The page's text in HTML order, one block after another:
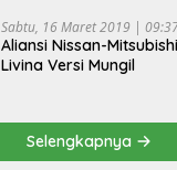
Sabtu, 16 Maret 2019 |
Aliansi Nissan-
Livina Versi Mungil
Selengkapnya